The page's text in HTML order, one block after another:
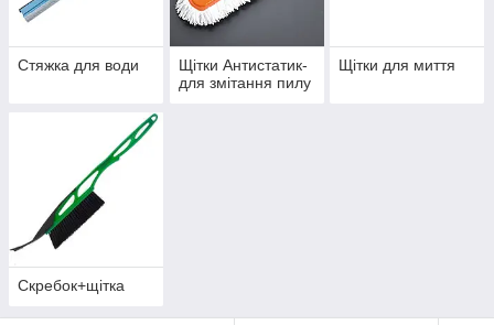
Стяжка для води
Щітки Антистатик-
для змітання пилу
Щітки для миття
Скребок+щітка